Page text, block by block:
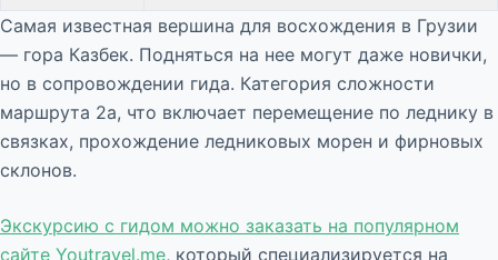
Самая известная вершина для восхождения в Грузии
— гора Казбек. Подняться на нее могут даже новички,
но в сопровождении гида. Категория сложности
маршрута 2а, что включает перемещение по леднику в
связках, прохождение ледниковых морен и фирновых
склонов.
Экскурсию с гидом можно заказать на популярном
сайте Youtravel.me, который специализируется на